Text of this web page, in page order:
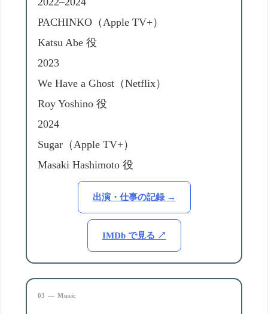
PACHINKO（Apple TV+）
Katsu Abe 役
2023
We Have a Ghost（Netflix）
Roy Yoshino 役
2024
Sugar（Apple TV+）
Masaki Hashimoto 役
出演・仕事の記録 →
IMDb で見る ↗
03 — Music